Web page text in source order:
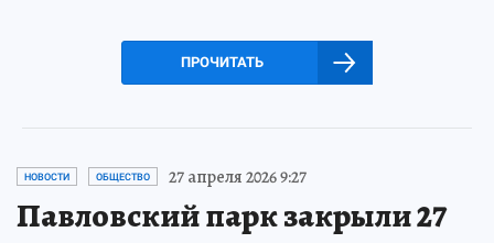
ПРОЧИТАТЬ
НОВОСТИ ОБЩЕСТВО 27 апреля 2026 9:27
Павловский парк закрыли 27